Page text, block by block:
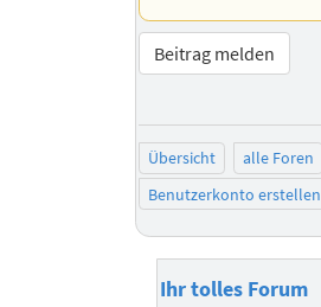
Beitrag melden
Übersicht alle Foren
Benutzerkonto erstellen
Ihr tolles Forum